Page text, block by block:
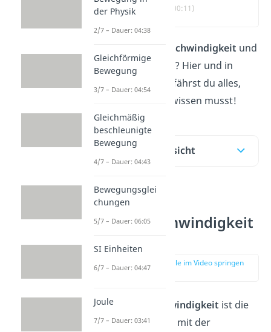
(00:11)
Schallgeschwindigkeit und
wie schnell ist sie? Hier und in
erfährst du alles,
was du über sie wissen musst!
Inhaltsübersicht
Was ist
Schallgeschwindigkeit
zur Stelle im Video springen
DieSchallgeschwindigkeit ist die
Geschwindigkeit, mit der
der Physik
2/7 – Dauer: 04:38
Gleichförmige
Bewegung
3/7 – Dauer: 04:54
Gleichmäßig
beschleunigte
Bewegung
4/7 – Dauer: 04:43
Bewegungsglei
chungen
5/7 – Dauer: 06:05
SI Einheiten
6/7 – Dauer: 04:47
Joule
7/7 – Dauer: 03:41